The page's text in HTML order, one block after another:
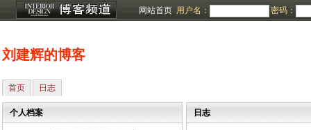
网站首页 用户名： 密码：
刘建辉的博客
首页 日志
个人档案 日志